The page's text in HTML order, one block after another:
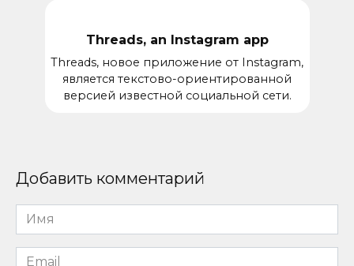
Threads, an Instagram app
Threads, новое приложение от Instagram,
является текстово-ориентированной
версией известной социальной сети.
Добавить комментарий
Имя
*
Email